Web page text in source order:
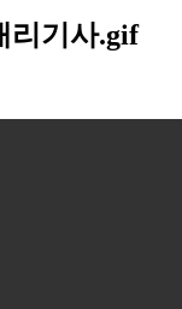
리기사.gif